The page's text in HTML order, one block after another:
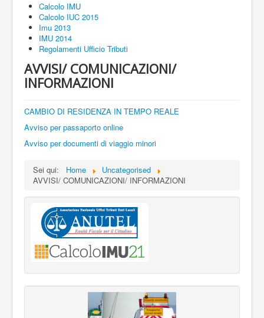
Calcolo IMU
Calcolo IUC 2015
Imu 2013
IMU 2014
Regolamenti Ufficio Tributi
AVVISI/ COMUNICAZIONI/
INFORMAZIONI
CAMBIO DI RESIDENZA IN TEMPO REALE
Avviso per passaporto online
Avviso per documenti di viaggio minori
Sei qui: Home
Uncategorised
AVVISI/ COMUNICAZIONI/ INFORMAZIONI